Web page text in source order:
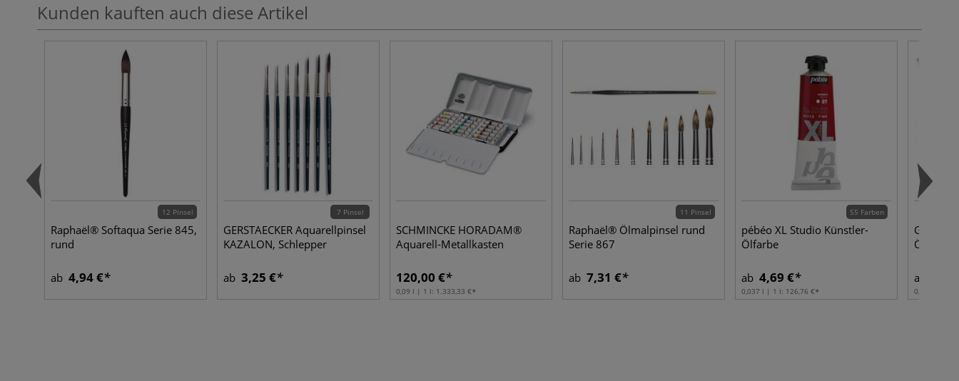
Kunden kauften auch diese Artikel
12 Pinsel
Raphaël® Softaqua Serie 845,
rund
ab 4,94 €
7 Pinsel
GERSTAECKER Aquarellpinsel
KAZALON, Schlepper
ab 3,25 €
SCHMINCKE HORADAM®
Aquarell-Metallkasten
120,00 €
0,09 l | 1 l: 1.333,33 €
11 Pinsel
Raphaël® Ölmalpinsel rund
Serie 867
ab 7,31 €
55 Farben
pébéo XL Studio Künstler-
Ölfarbe
ab 4,69 €
0,037 l | 1 l: 126,76 €
Ölfarbe
ab
0,037 l | 1 l: